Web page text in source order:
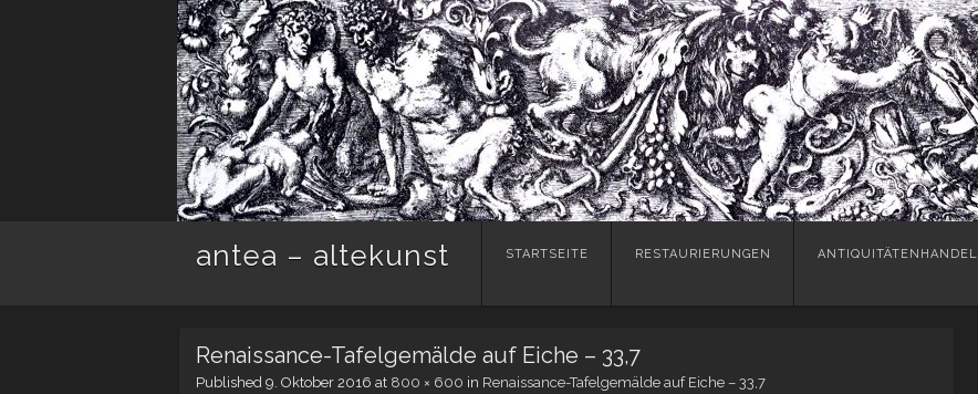
antea – altekunst
Skip
STARTSEITE RESTAURIERUNGEN ANTIQUITÄTENHANDEL
Renaissance-Tafelgemälde auf Eiche – 33,7
Published 9. Oktober 2016 at 800 × 600 in Renaissance-Tafelgemälde auf Eiche – 33,7